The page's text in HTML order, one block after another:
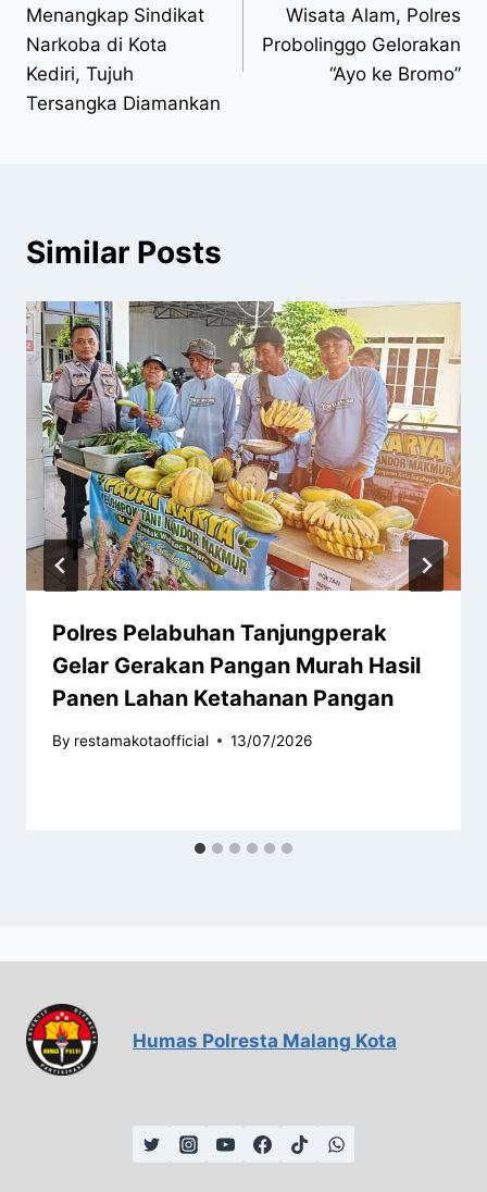
Menangkap Sindikat
Narkoba di Kota
Kediri, Tujuh
Tersangka Diamankan
Wisata Alam, Polres
Probolinggo Gelorakan
“Ayo ke Bromo”
Similar Posts
Polres Pelabuhan Tanjungperak
Gelar Gerakan Pangan Murah Hasil
Panen Lahan Ketahanan Pangan
By restamakotaofficial 13/07/2026
Humas Polresta Malang Kota